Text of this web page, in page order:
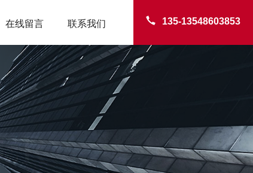
135-13548603853
在线留言 联系我们